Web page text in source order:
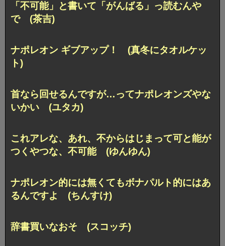
「不可能」と書いて「がんばる」っ読むんや
で (茶吉)
ナポレオン ギブアップ！ (真冬にタオルケッ
ト)
首なら回せるんですが…ってナポレオンズやな
いかい (ユタカ)
これアレな、あれ、 不からはじまって可と能が
つくやつな、不可能 (ゆんゆん)
ナポレオン的には無くてもボナパルト的にはあ
るんですよ (ちんすけ)
辞書買いなおそ (スコッチ)